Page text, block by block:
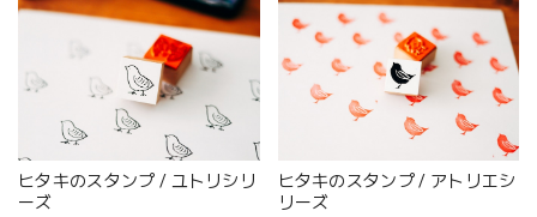
ヒタキのスタンプ / ユトリシリ
ーズ
ヒタキのスタンプ / アトリエシ
リーズ